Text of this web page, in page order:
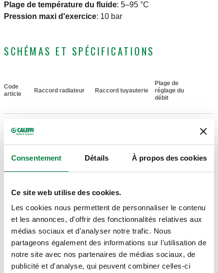
Consentement Détails À propos des cookies
Ce site web utilise des cookies.
Les cookies nous permettent de personnaliser le contenu
et les annonces, d'offrir des fonctionnalités relatives aux
médias sociaux et d'analyser notre trafic. Nous
partageons également des informations sur l'utilisation de
notre site avec nos partenaires de médias sociaux, de
publicité et d'analyse, qui peuvent combiner celles-ci
Plage de température du fluide: 5–95 °C
Pression maxi d'exercice: 10 bar
SCHÉMAS ET SPÉCIFICATIONS
Code
article
Raccord radiateur Raccord tuyauterie
Plage de
réglage du
débit
232302
228-1) M
entrée,
raccordement
équerre
l/h
Plans 2D
Modèles 3D